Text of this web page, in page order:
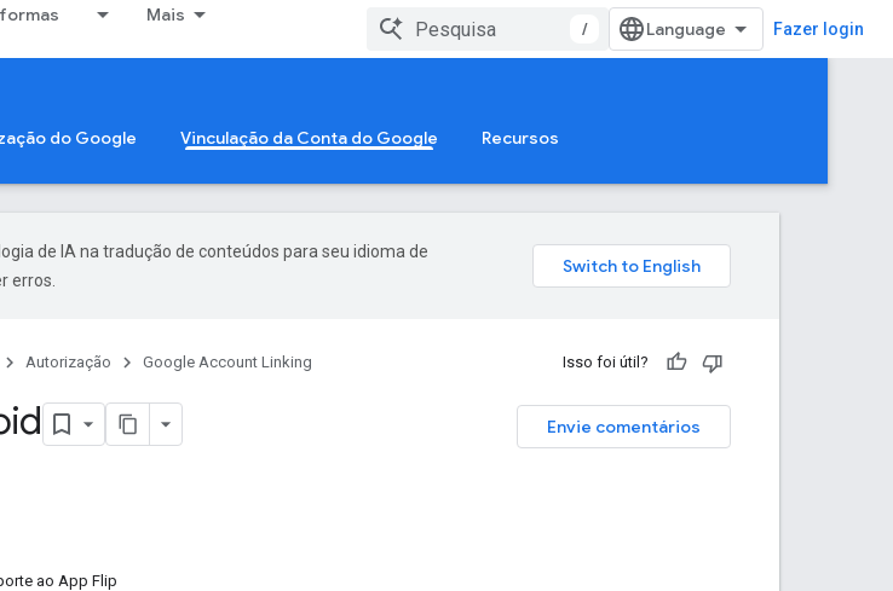
Mais
/ Fazer login
do Google Vinculação da Conta do Google Recursos
de IA na tradução de conteúdos para seu idioma de
erros.
Autorização Google Account Linking Isso foi útil?
Envie comentários
ao App Flip